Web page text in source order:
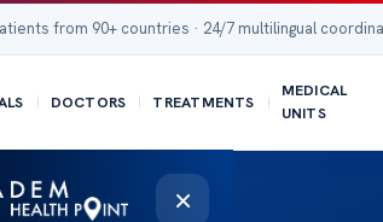
from 90+ countries · 24/7 multilingual
DOCTORS TREATMENTS
MEDICAL
UNITS
×